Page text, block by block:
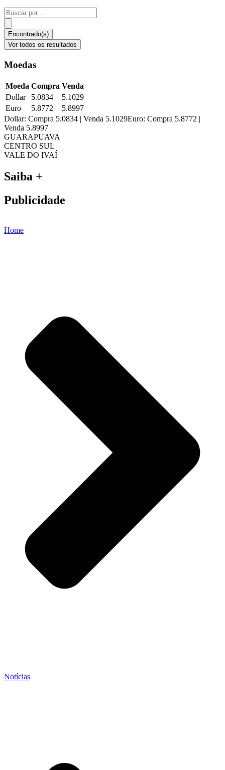
Pesquisar
...
Encontrado(s)
Ver todos os resultados
Moedas
Moeda Compra Venda
Dollar
5.0834
5.1029
Euro
5.8772
5.8997
Dollar: Compra 5.0834 | Venda 5.1029Euro: Compra 5.8772 |
Venda 5.8997
GUARAPUAVA
CENTRO SUL
VALE DO IVAÍ
Saiba +
Publicidade
Home
Notícias